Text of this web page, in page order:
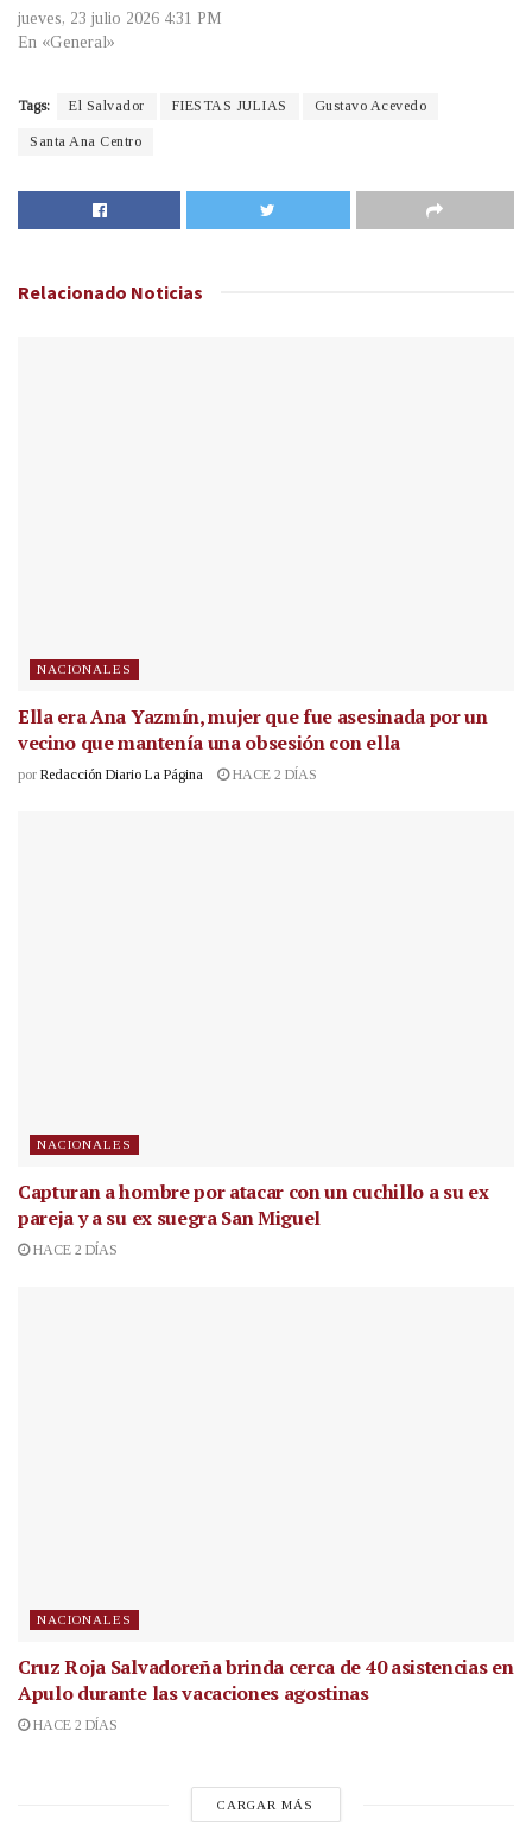
jueves, 23 julio 2026 4:31 PM
En «General»
Tags: El Salvador FIESTAS JULIAS Gustavo Acevedo
Santa Ana Centro
Relacionado Noticias
NACIONALES
Ella era Ana Yazmín, mujer que fue asesinada por un
vecino que mantenía una obsesión con ella
por Redacción Diario La Página HACE 2 DÍAS
NACIONALES
Capturan a hombre por atacar con un cuchillo a su ex
pareja y a su ex suegra San Miguel
HACE 2 DÍAS
NACIONALES
Cruz Roja Salvadoreña brinda cerca de 40 asistencias en
Apulo durante las vacaciones agostinas
HACE 2 DÍAS
CARGAR MÁS